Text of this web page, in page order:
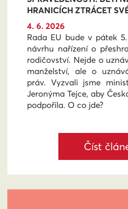
HRANICÍCH ZTRÁCET
4. 6. 2026
Rada EU bude v pátek
návrhu nařízení o
rodičovství. Nejde o
manželství, ale o
práv. Vyzvali jsme
Jeronýma Tejce, aby
podpořila. O co jde?
Číst